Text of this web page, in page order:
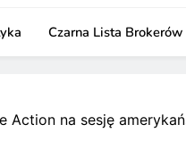
Czarna Lista Brokerów
Action na sesję